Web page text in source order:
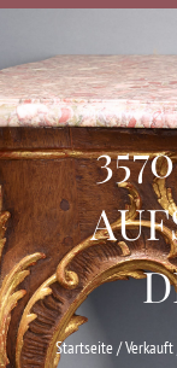
Startseite/Verkauft